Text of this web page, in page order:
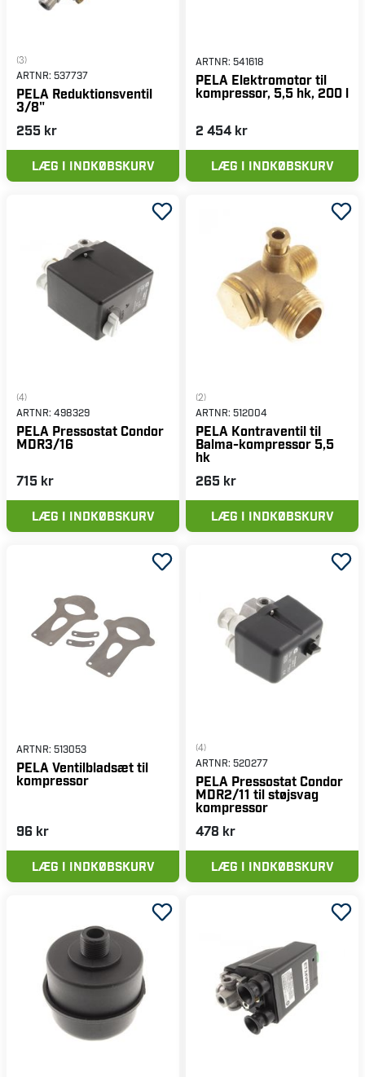
(3)
ARTNR: 537737
PELA Reduktionsventil
3/8"
255 kr
LÆG I INDKØBSKURV
ARTNR: 541618
PELA Elektromotor til
kompressor, 5,5 hk, 200 l
2 454 kr
LÆG I INDKØBSKURV
(4)
ARTNR: 498329
PELA Pressostat Condor
MDR3/16
715 kr
LÆG I INDKØBSKURV
(2)
ARTNR: 512004
PELA Kontraventil til
Balma-kompressor 5,5
hk
265 kr
LÆG I INDKØBSKURV
ARTNR: 513053
PELA Ventilbladsæt til
kompressor
96 kr
LÆG I INDKØBSKURV
(4)
ARTNR: 520277
PELA Pressostat Condor
MDR2/11 til støjsvag
kompressor
478 kr
LÆG I INDKØBSKURV